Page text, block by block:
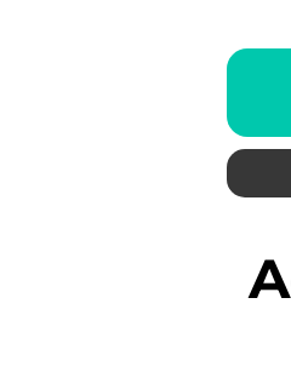
Adopter en hund fra et dansk